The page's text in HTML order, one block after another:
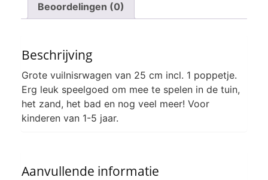
Beoordelingen (0)
Beschrijving
Grote vuilnisrwagen van 25 cm incl. 1 poppetje.
Erg leuk speelgoed om mee te spelen in de tuin,
het zand, het bad en nog veel meer! Voor
kinderen van 1-5 jaar.
Aanvullende informatie